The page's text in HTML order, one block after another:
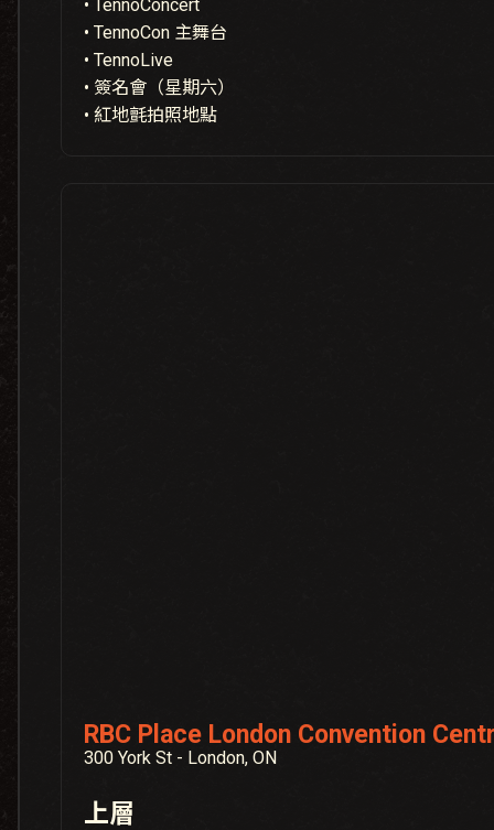
• TennoConcert
• TennoCon 主舞台
• TennoLive
• 簽名會（星期六）
• 紅地氈拍照地點
RBC Place London Convention
300 York St - London, ON
上層